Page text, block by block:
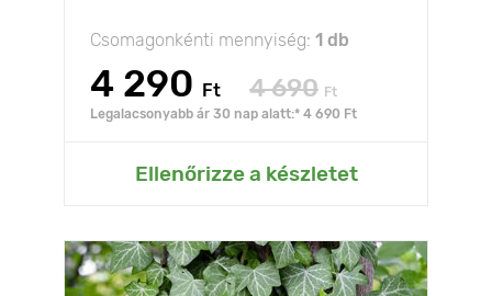
Csomagonkénti mennyiség: 1 db
4 290 Ft 4 690 Ft
Legalacsonyabb ár 30 nap alatt:* 4 690 Ft
Ellenőrizze a készletet